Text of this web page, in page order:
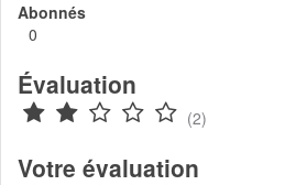
Abonnés
0
Évaluation
(2)
Votre évaluation